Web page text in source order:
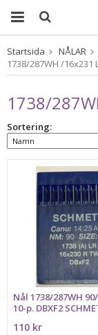
Startsida NÅLAR
1738/287WH /16x231
1738/
Sortering:
Nål 1738/287WH
10-p. DBXF2
110 kr